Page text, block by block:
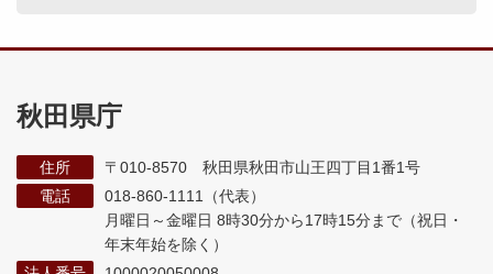
秋田県庁
住所
〒010-8570 秋田県秋田市山王四丁目1番1号
電話
018-860-1111（代表）
月曜日～金曜日 8時30分から17時15分まで （祝日・
年末年始を除く）